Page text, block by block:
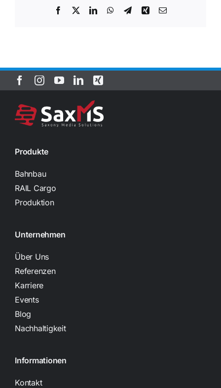
Facebook
TwitterLinkedInWhatsAppTelegram
Xing E-
Produkte
Bahnbau
RAIL Cargo
Produktion
Unternehmen
Über Uns
Referenzen
Karriere
Events
Blog
Nachhaltigkeit
Informationen
Kontakt